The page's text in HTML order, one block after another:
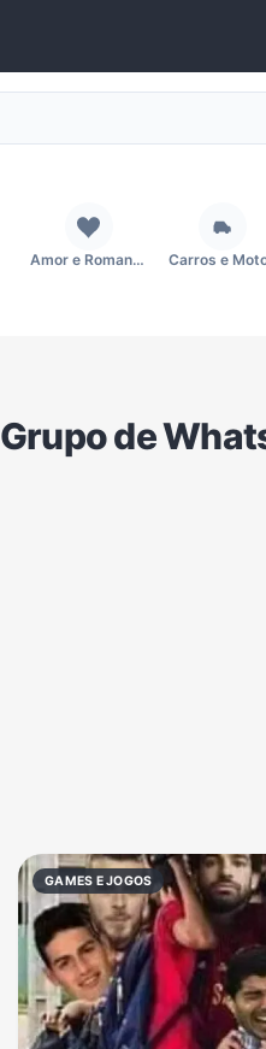
Amor e Romance Carros e
Links
Grupo de
GAMES E JOGOS